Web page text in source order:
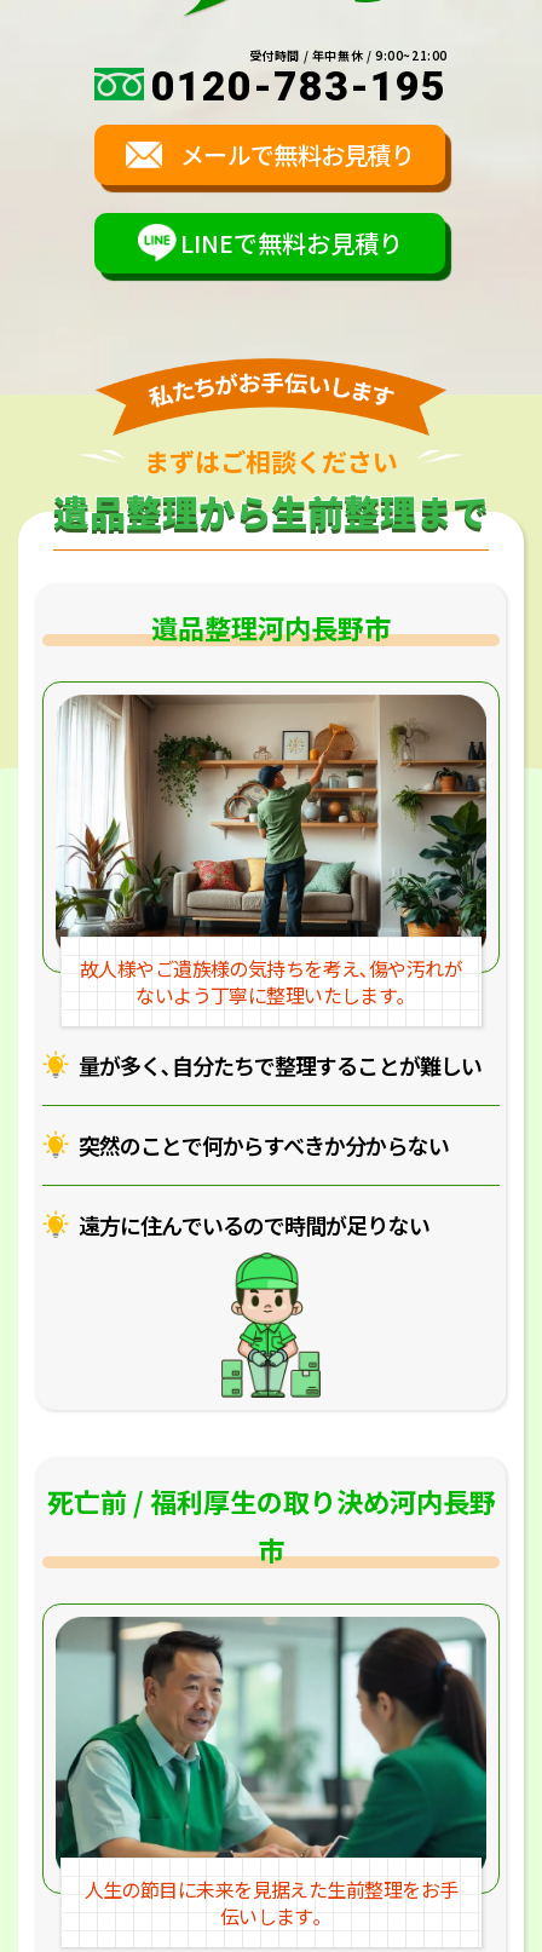
受付時間 / 年中無休 / 9:00~21:00
0120-783-195
メールで無料お見積り
LINEで無料お見積り
まずはご相談ください
遺品整理から生前整理まで
遺品整理から生前整理まで
遺品整理河内長野市
量が多く､自分たちで整理することが難しい
突然のことで何からすべきか分からない
遠方に住んでいるので時間が足りない
故人様やご遺族様の気持ちを考え､傷や汚れが
ないよう丁寧に整理いたします｡
死亡前 / 福利厚生の取り決め河内長野
市
人生の節目に未来を見据えた生前整理をお手
伝いします｡